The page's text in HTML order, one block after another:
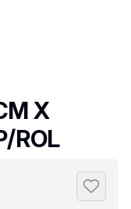
X
ROL